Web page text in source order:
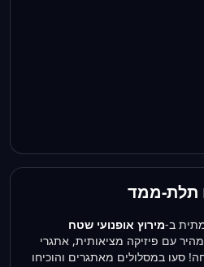
תלת-ממד
ב-מירוץ אופנועי שטח
עם פיזיקה מציאותית, אתגרי
סעו במסלולים מאתגרים והוכיחו